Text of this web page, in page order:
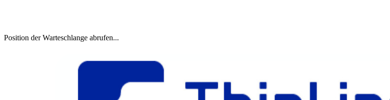
Position der Warteschlange abrufen...